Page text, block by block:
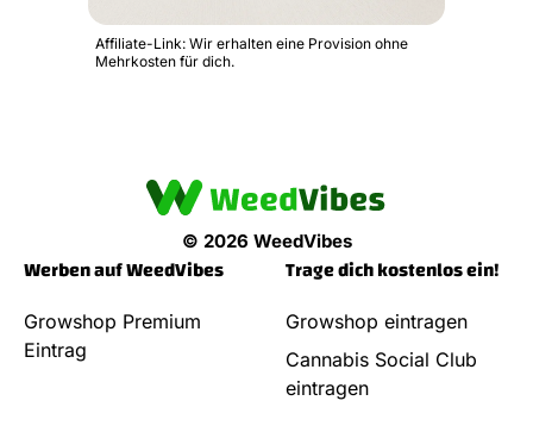
Affiliate-Link: Wir erhalten eine Provision ohne
Mehrkosten für dich.
© 2026 WeedVibes
Werben auf WeedVibes
Growshop Premium
Eintrag
Trage dich kostenlos ein!
Growshop eintragen
Cannabis Social Club
eintragen